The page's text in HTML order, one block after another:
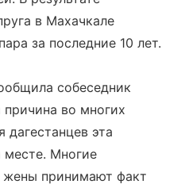
в Махачкале
за последние 10 лет.
собеседник
причина во многих
дагестанцев эта
месте. Многие
принимают факт